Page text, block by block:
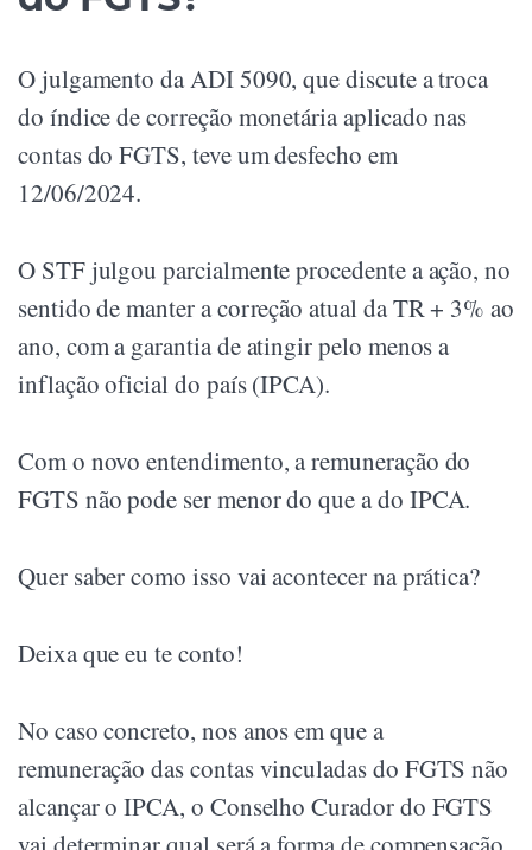
O julgamento da ADI 5090, que discute a troca
do índice de correção monetária aplicado nas
contas do FGTS, teve um desfecho em
12/06/2024.
O STF julgou parcialmente procedente a ação, no
sentido de manter a correção atual da TR + 3% ao
ano, com a garantia de atingir pelo menos a
inflação oficial do país (IPCA).
Com o novo entendimento, a remuneração do
FGTS não pode ser menor do que a do IPCA.
Quer saber como isso vai acontecer na prática?
Deixa que eu te conto!
No caso concreto, nos anos em que a
remuneração das contas vinculadas do FGTS não
alcançar o IPCA, o Conselho Curador do FGTS